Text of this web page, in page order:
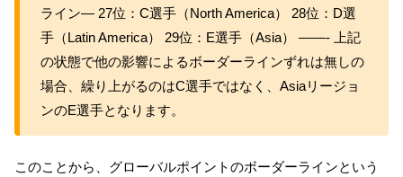
ライン— 27位：C選手（North America） 28位：D選
手（Latin America） 29位：E選手（Asia） ——- 上記
の状態で他の影響によるボーダーラインずれは無しの
場合、繰り上がるのはC選手ではなく、Asiaリージョ
ンのE選手となります。
このことから、グローバルポイントのボーダーラインという